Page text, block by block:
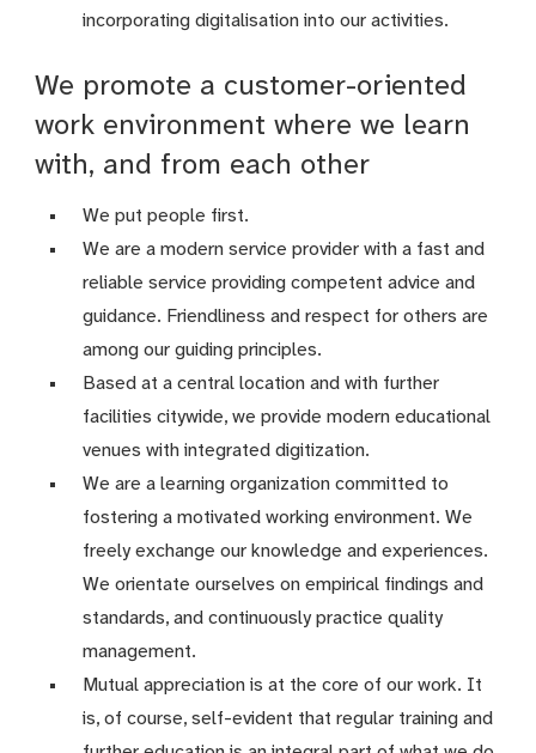
incorporating digitalisation into our activities.
We promote a customer-oriented
work environment where we learn
with, and from each other
We put people first.
We are a modern service provider with a fast and
reliable service providing competent advice and
guidance. Friendliness and respect for others are
among our guiding principles.
Based at a central location and with further
facilities citywide, we provide modern educational
venues with integrated digitization.
We are a learning organization committed to
fostering a motivated working environment. We
freely exchange our knowledge and experiences.
We orientate ourselves on empirical findings and
standards, and continuously practice quality
management.
Mutual appreciation is at the core of our work. It
is, of course, self-evident that regular training and